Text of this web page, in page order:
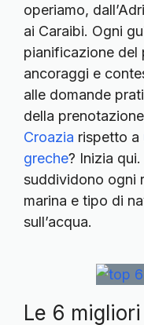
operiamo,
ai Caraibi. Ogni
pianificazione del
ancoraggi e
alle domande
della
Croazia rispetto a
greche? Inizia
suddividono ogni
marina e tipo di
sull’acqua.
Le 6